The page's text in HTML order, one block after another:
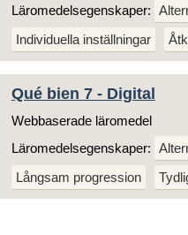
Läromedelsegenskaper:
Individuella inställningar
Qué bien 7 - Digital
Webbaserade läromedel
Läromedelsegenskaper:
Långsam progression